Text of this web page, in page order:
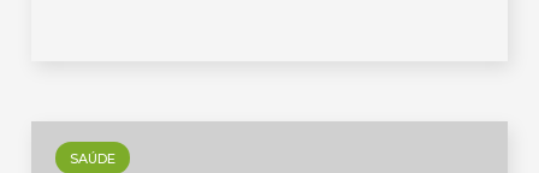
SAÚDE